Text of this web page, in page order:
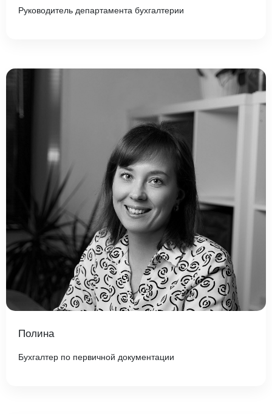
Руководитель департамента бухгалтерии
Полина
Бухгалтер по первичной документации